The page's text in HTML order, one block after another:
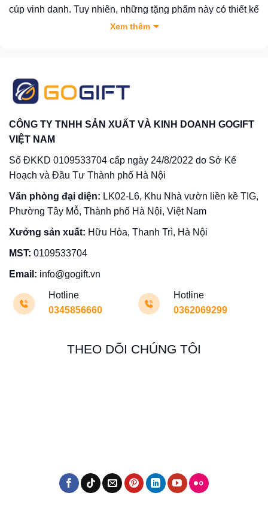
cúp vinh danh. Tuy nhiên, những tặng phẩm này có thiết kế
tương tự nhau với số lượng lớn nên khó tạo được điểm
Dịch vụ đặt làm cúp theo yêu cầu giúp khách hàng có thể
tưởng riêng. Bạn có thể tùy ý điều chỉnh kiểu dáng, màu
sắc, kích thước, thông điệp… của tặng phẩm. Nhờ đó,
chiếc cúp sẽ có thiết kế phù hợp nhất với mục đích trao
tặng, tính chất sự kiện, điều kiện ngân sách và cả sở thích
việc sáng tạo mẫu tặng phẩm cho sự kiện của mình. Đây là
Xem thêm
CÔNG TY TNHH SẢN XUẤT VÀ KINH DOANH GOGIFT
VIỆT NAM
Số ĐKKD 0109533704 cấp ngày 24/8/2022 do Sở Kế
Hoạch và Đầu Tư Thành phố Hà Nội
Văn phòng đại diện: LK02-L6, Khu Nhà vườn liền kề TIG,
Phường Tây Mỗ, Thành phố Hà Nội, Việt Nam
Xưởng sản xuất: Hữu Hòa, Thanh Trì, Hà Nội
MST: 0109533704
Email: info@gogift.vn
Hotline
0345856660
Hotline
0362069299
THEO DÕI CHÚNG TÔI